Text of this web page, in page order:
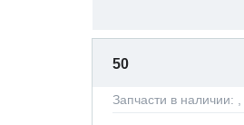
50
Запчасти в наличии: